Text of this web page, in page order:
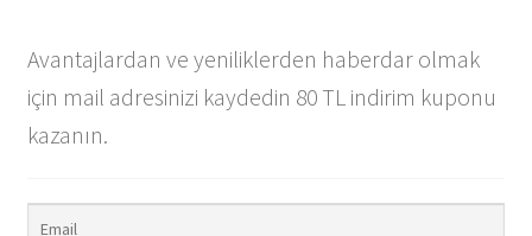
Avantajlardan ve yeniliklerden haberdar olmak
için mail adresinizi kaydedin 80 TL indirim kuponu
kazanın.